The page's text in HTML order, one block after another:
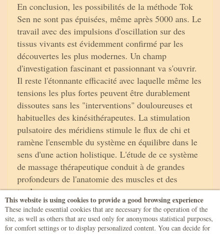
En conclusion, les possibilités de la méthode Tok
Sen ne sont pas épuisées, même après 5000 ans. Le
travail avec des impulsions d'oscillation sur des
tissus vivants est évidemment confirmé par les
découvertes les plus modernes. Un champ
d'investigation fascinant et passionnant va s'ouvrir.
Il reste l'étonnante efficacité avec laquelle même les
tensions les plus fortes peuvent être durablement
dissoutes sans les "interventions" douloureuses et
habituelles des kinésithérapeutes. La stimulation
pulsatoire des méridiens stimule le flux de chi et
ramène l'ensemble du système en équilibre dans le
sens d'une action holistique. L'étude de ce système
de massage thérapeutique conduit à de grandes
profondeurs de l'anatomie des muscles et des
tendons.
This website is using cookies to provide a good browsing experience
These include essential cookies that are necessary for the operation of the
site, as well as others that are used only for anonymous statistical purposes,
for comfort settings or to display personalized content. You can decide for